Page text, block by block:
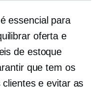
essencial para
oferta e
de estoque
que tem os
e evitar as